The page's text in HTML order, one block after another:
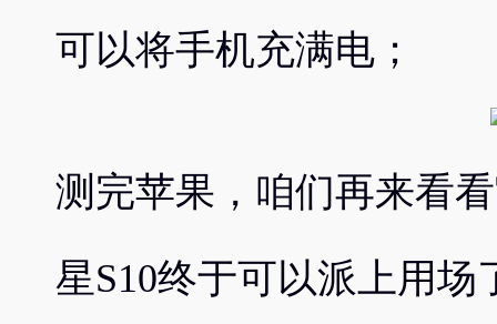
可以将手机充满电；
测完苹果，咱们再来看
星S10终于可以派上用